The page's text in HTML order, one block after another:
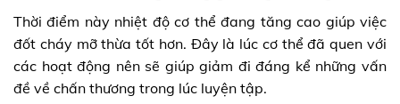
Thời điểm này nhiệt độ cơ thể đang tăng cao giúp việc
đốt cháy mỡ thừa tốt hơn. Đây là lúc cơ thể đã quen với
các hoạt động nên sẽ giúp giảm đi đáng kể những vấn
đề về chấn thương trong lúc luyện tập.